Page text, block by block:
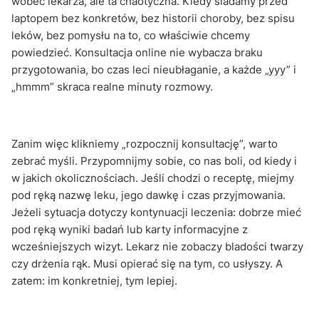
laptopem bez konkretów, bez historii choroby, bez spisu
leków, bez pomysłu na to, co właściwie chcemy
powiedzieć. Konsultacja online nie wybacza braku
przygotowania, bo czas leci nieubłaganie, a każde „yyy” i
„hmmm” skraca realne minuty rozmowy.
Zanim więc klikniemy „rozpocznij konsultację”, warto
zebrać myśli. Przypomnijmy sobie, co nas boli, od kiedy i
w jakich okolicznościach. Jeśli chodzi o receptę, miejmy
pod ręką nazwę leku, jego dawkę i czas przyjmowania.
Jeżeli sytuacja dotyczy kontynuacji leczenia: dobrze mieć
pod ręką wyniki badań lub karty informacyjne z
wcześniejszych wizyt. Lekarz nie zobaczy bladości twarzy
czy drżenia rąk. Musi opierać się na tym, co usłyszy. A
zatem: im konkretniej, tym lepiej.